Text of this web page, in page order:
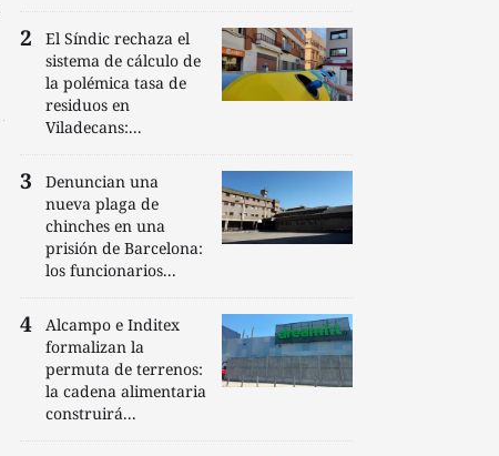
El Síndic rechaza el
sistema de cálculo de
la polémica tasa de
residuos en
Viladecans:...
Denuncian una
nueva plaga de
chinches en una
prisión de Barcelona:
los funcionarios...
Alcampo e Inditex
formalizan la
permuta de terrenos:
la cadena alimentaria
construirá...